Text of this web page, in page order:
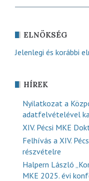
ELNÖKSÉG
Jelenlegi és korábbi
HÍREK
Nyilatkozat a
adatfelvételével
XIV. Pécsi MKE
Felhívás a XIV.
részvételre
Halpern László
MKE 2025. évi